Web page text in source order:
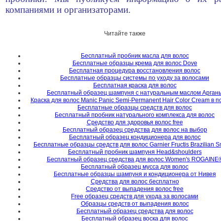
компаниями и организаторами.
Читайте также
Бесплатный пробник масла для волос
Бесплатные образцы крема для волос Dove
Бесплатная процедура восстановления волос
Бесплатные образцы системы по уходу за волосами
Бесплатная краска для волос
Бесплатный образец шампуня с натуральным маслом
Краска для волос Manic Panic Semi-Permanent Hair Color Cream в
Бесплатные образцы средств для волос
Бесплатный пробник натурального комплекса для волос
Средство для здоровья волос free
Бесплатный образец средства для волос на выбор
Бесплатный образец кондиционера для волос
Бесплатные образцы средств для волос Garnier Fructis Brazilian
Бесплатный пробник шампуня Head&shoulders
Бесплатный образец средства для волос Women's
Бесплатный образец мусса для волос
Бесплатные образцы шампуня и кондиционера от Нивея
Средства для волос бесплатно
Средство от выпадения волос free
Free образец средств для ухода за волосами
Образцы средств от выпадения волос
Бесплатный образец средства для волос
Бесплатный образец воска для волос